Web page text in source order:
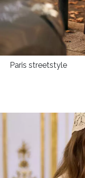
Paris streetstyle